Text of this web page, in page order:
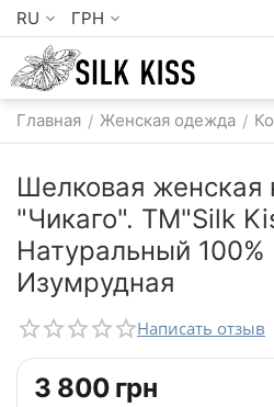
RU ГРН
Главная / Женская одежда /
Шелковая женская
"Чикаго". TM"Silk
Натуральный
Изумрудная
Написать отзыв
‍3 800‍ грн